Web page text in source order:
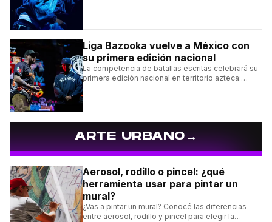
Liga Bazooka vuelve a México con
su primera edición nacional
La competencia de batallas escritas celebrará su
primera edición nacional en territorio azteca:
ARTE URBANO→
Aerosol, rodillo o pincel: ¿qué
herramienta usar para pintar un
mural?
¿Vas a pintar un mural? Conocé las diferencias
entre aerosol, rodillo y pincel para elegir la